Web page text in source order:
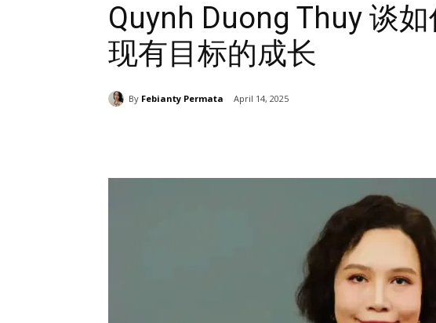
Quynh Duong Thuy 谈
现有目标的成长
By Febianty Permata April 14, 2025